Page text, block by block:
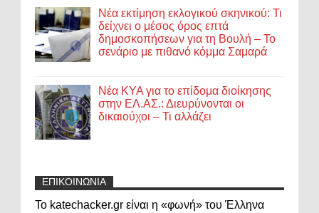
Νέα εκτίμηση εκλογικού σκηνικού: Τι
δείχνει ο μέσος όρος επτά
δημοσκοπήσεων για τη Βουλή – Το
σενάριο με πιθανό κόμμα Σαμαρά
Νέα ΚΥΑ για το επίδομα διοίκησης
στην ΕΛ.ΑΣ.: Διευρύνονται οι
δικαιούχοι – Τι αλλάζει
ΕΠΙΚΟΙΝΩΝΙΑ
Το katechacker.gr είναι η «φωνή» του Έλληνα